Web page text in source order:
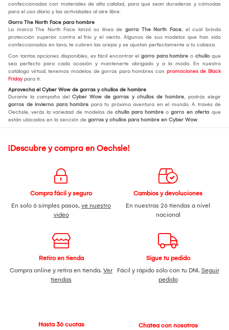
confeccionadas con materiales de alta calidad, para que sean duraderas y cómodas
para el uso diario y las actividades al aire libre.
Gorro The North Face para hombre
La marca The North Face lanzó su línea de gorra The North Face, el cual brinda
protección superior contra el frío y el viento. Algunos de sus modelos que han sido
confeccionados en lana, te cubren las orejas y se ajustan perfectamente a tu cabeza.
Con tantas opciones disponibles, es fácil encontrar el gorro para hombre o chullo que
sea perfecto para cada ocasión y mantenerte abrigado y a la moda. En nuestro
catálogo virtual, tenemos modelos de gorras para hombres con promociones de Black
Fridaypara ti.
Aprovecha el Cyber Wow de gorras y chullos de hombre
Durante la campaña del Cyber Wow de gorras y chullos de hombre, podrás elegir
gorros de invierno para hombre para tu próxima aventura en el mundo. A través de
Oechsle, verás la variedad de modelos de chullo para hombre o gorro en oferta que
están ubicados en la sección de gorros y chullos para hombre en Cyber Wow.
¡Descubre y compra en Oechsle!
Compra fácil y seguro
En solo 6 simples pasos, ve nuestro
video
Cambios y devoluciones
En nuestras 26 tiendas a nivel
nacional
Retiro en tienda
Compra online y retira en tienda. Ver
tiendas
Sigue tu pedido
Fácil y rápido sólo con tu DNI. Seguir
pedido
Hasta 36 cuotas
Chatea con nosotros